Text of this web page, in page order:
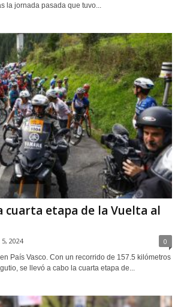
la jornada pasada que tuvo...
cuarta etapa de la Vuelta al
2024 0
País Vasco. Con un recorrido de 157.5 kilómetros
se llevó a cabo la cuarta etapa de...